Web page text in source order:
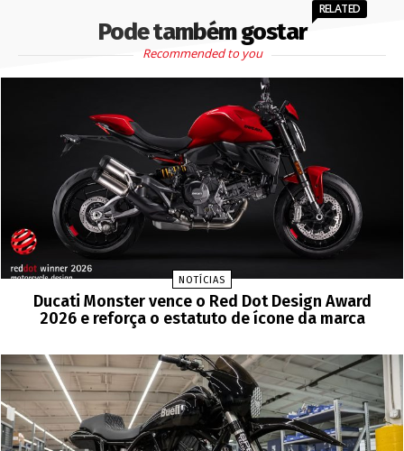
Pode também gostar
RELATED
Recommended to you
NOTÍCIAS
Ducati Monster vence o Red Dot Design Award
2026 e reforça o estatuto de ícone da marca